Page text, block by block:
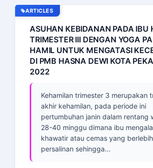
ARTICLES
ASUHAN KEBIDANAN PADA IBU
TRIMESTER III DENGAN YOGA
HAMIL UNTUK MENGATASI
DI PMB HASNA DEWI KOTA
2022
Kehamilan trimester 3 merupakan
akhir kehamilan, pada periode ini
pertumbuhan janin dalam rentang
28-40 minggu dimana ibu
khawatir atau cemas yang
persalinan sehingga...